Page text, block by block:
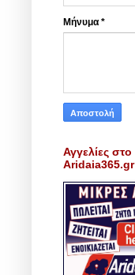
Μήνυμα *
Αγγελίες στο
Aridaia365.gr